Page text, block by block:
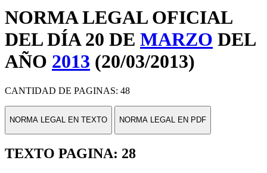
NORMA LEGAL OFICIAL
DEL DÍA 20 DE MARZO DEL
AÑO 2013 (20/03/2013)
CANTIDAD DE PAGINAS: 48
NORMA LEGAL EN TEXTO NORMA LEGAL EN PDF
TEXTO PAGINA: 28